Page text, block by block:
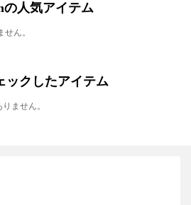
の人気アイテム
ん。
ックしたアイテム
ません。